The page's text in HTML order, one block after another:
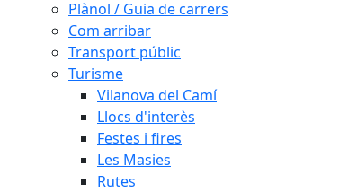
Plànol / Guia de carrers
Com arribar
Transport públic
Turisme
Vilanova del Camí
Llocs d'interès
Festes i fires
Les Masies
Rutes